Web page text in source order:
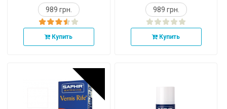
989 грн.
Купить
989 грн.
Купить